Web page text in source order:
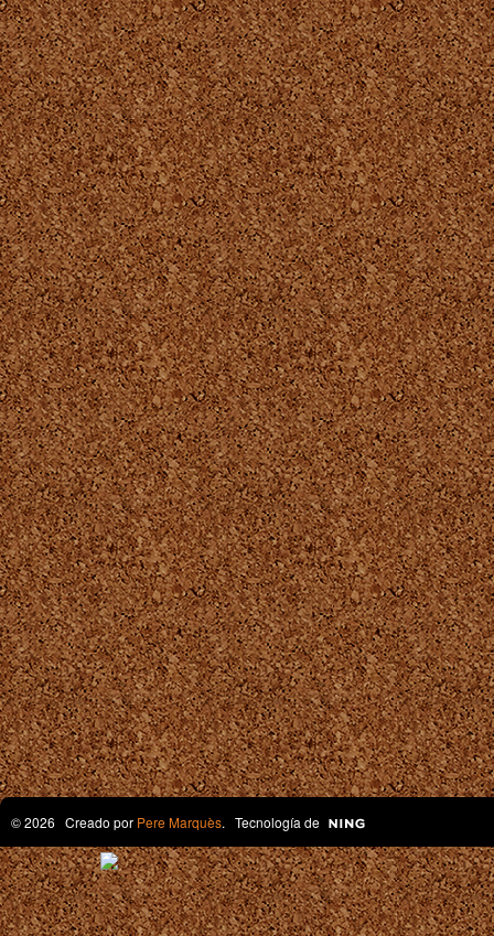
© 2026 Creado por Pere Marquès. Tecnología de